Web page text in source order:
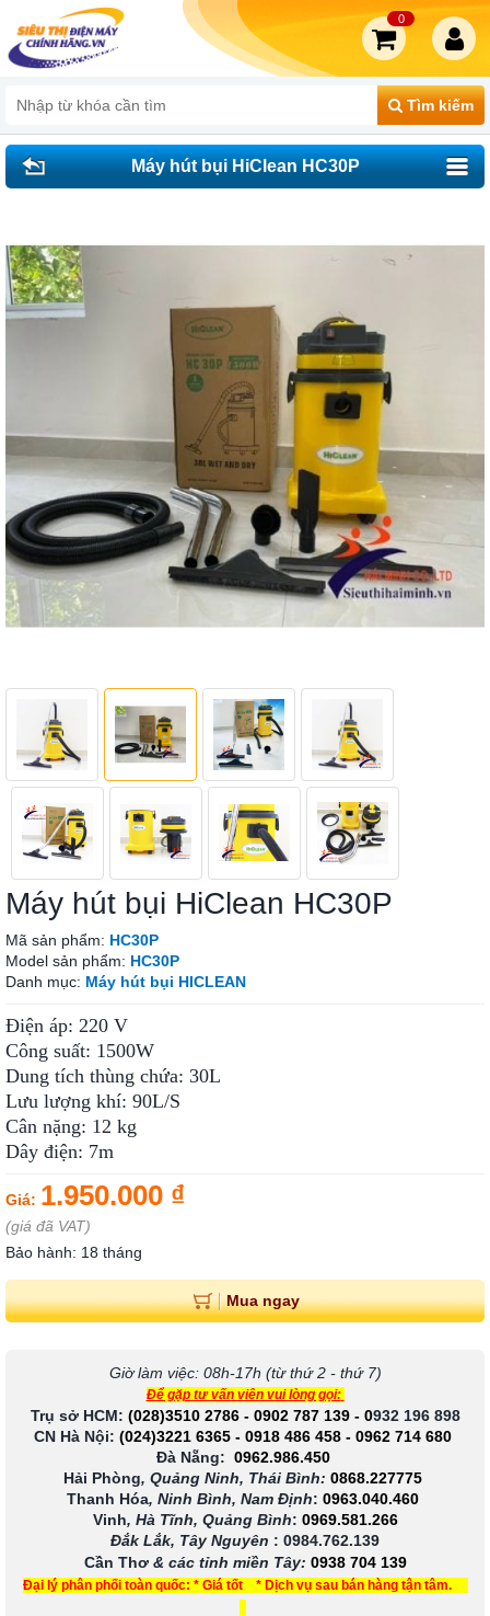
Tìm kiếm
0
Máy hút bụi HiClean HC30P
Máy hút bụi HiClean HC30P
Mã sản phẩm: HC30P
Model sản phẩm: HC30P
Danh mục: Máy hút bụi HICLEAN
Điện áp: 220 V
Công suất: 1500W
Dung tích thùng chứa: 30L
Lưu lượng khí: 90L/S
Cân nặng: 12 kg
Dây điện: 7m
Giá: 1.950.000 ₫
(giá đã VAT)
Bảo hành: 18 tháng
Mua ngay
Giờ làm việc: 08h-17h (từ thứ 2 - thứ 7)
Để gặp tư vấn viên vui lòng gọi:
Trụ sở HCM: (028)3510 2786 - 0902 787 139- 0932 196 898
CN Hà Nội: (024)3221 6365 - 0918 486 458 - 0962 714 680
Đà Nẵng: 0962.986.450
Hải Phòng, Quảng Ninh, Thái Bình: 0868.227775
Thanh Hóa, Ninh Bình, Nam Định: 0963.040.460
Vinh, Hà Tĩnh, Quảng Bình: 0969.581.266
Đắk Lắk, Tây Nguyên : 0984.762.139
Cần Thơ & các tỉnh miền Tây: 0938 704 139
Đại lý phân phối toàn quốc: * Giá tốt * Dịch vụ sau bán hàng tận tâm.